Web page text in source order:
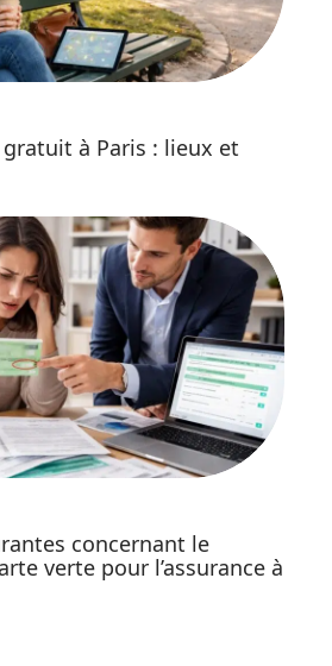
gratuit à Paris : lieux et
concernant le
verte pour l’assurance à